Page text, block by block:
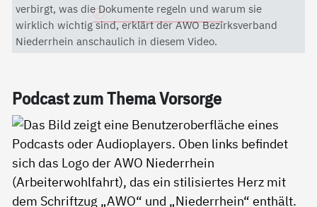
Datenschutzerklärung
verbirgt, was die Dokumente regeln und warum sie
wirklich wichtig sind, erklärt der AWO Bezirksverband
Niederrhein anschaulich in diesem Video.
Pod­cast zum The­ma Vor­sor­ge